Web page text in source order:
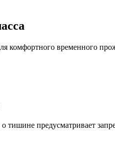
комфортного временного
тишине предусматривает